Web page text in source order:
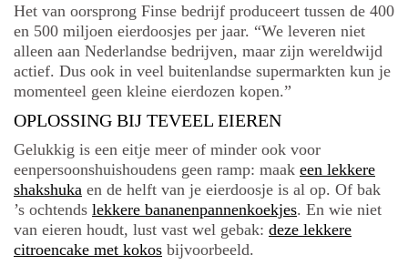
Het van oorsprong Finse bedrijf produceert tussen de 400
en 500 miljoen eierdoosjes per jaar. “We leveren niet
alleen aan Nederlandse bedrijven, maar zijn wereldwijd
actief. Dus ook in veel buitenlandse supermarkten kun je
momenteel geen kleine eierdozen kopen.”
OPLOSSING BIJ TEVEEL EIEREN
Gelukkig is een eitje meer of minder ook voor
eenpersoonshuishoudens geen ramp: maak een lekkere
shakshuka en de helft van je eierdoosje is al op. Of bak
’s ochtends lekkere bananenpannenkoekjes. En wie niet
van eieren houdt, lust vast wel gebak: deze lekkere
citroencake met kokos bijvoorbeeld.